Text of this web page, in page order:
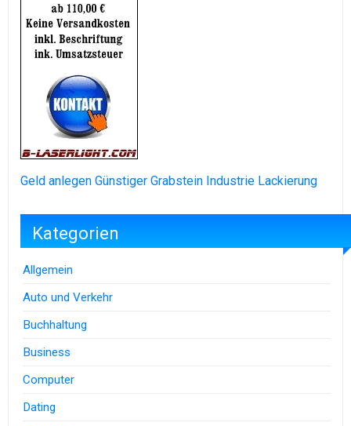
Geld anlegen Günstiger Grabstein Industrie Lackierung
Kategorien
Allgemein
Auto und Verkehr
Buchhaltung
Business
Computer
Dating